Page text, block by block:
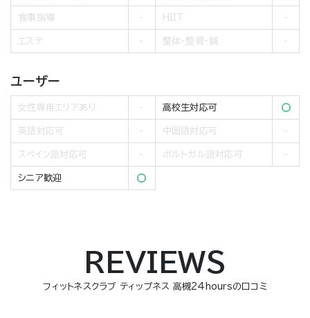
食事指導 HIIT
エステ 整体・整骨・鍼
ユーザー
女性専用エリアあり 高校生対応可
英語対応可 中国語対応可
スペイン語対応可 ポルトガル語対応可
シニア歓迎
REVIEWS
フィットネスクラブ ティップネス 高槻24hoursの口コミ